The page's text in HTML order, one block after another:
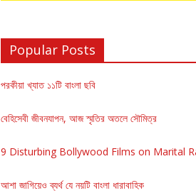
Popular Posts
পরকীয়া খ্যাত ১১টি বাংলা ছবি
বেহিসেবী জীবনযাপন, আজ স্মৃতির অতলে সৌমিত্র
9 Disturbing Bollywood Films on Marital
আশা জাগিয়েও ব্যর্থ যে নয়টি বাংলা ধারাবাহিক